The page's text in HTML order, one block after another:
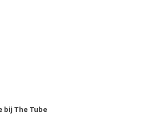
bij The Tube